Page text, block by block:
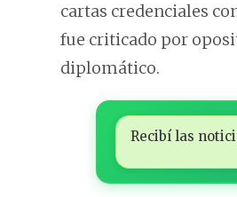
cartas credenciales
fue criticado por
diplomático.
Recibí las